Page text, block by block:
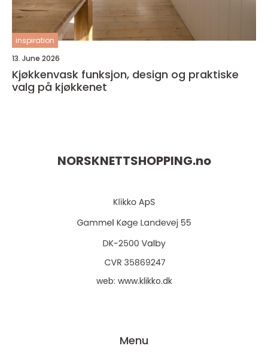
inspiration
13. June 2026
Kjøkkenvask funksjon, design og praktiske
valg på kjøkkenet
NORSKNETTSHOPPING.no
web: www.klikko.dk
Menu